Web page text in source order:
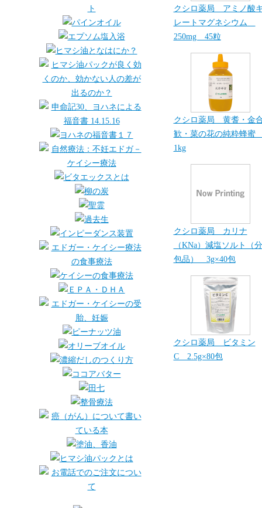
クシロ薬局 アミノ酸
レートマグネシウム
250mg 45粒
クシロ薬局 黄耆・金
歓・菜の花の純粋蜂
1kg
クシロ薬局 カリナ
（KNa）減塩ソルト（分
包品） 3g×40包
クシロ薬局 ビタミン
C 2.5g×80包